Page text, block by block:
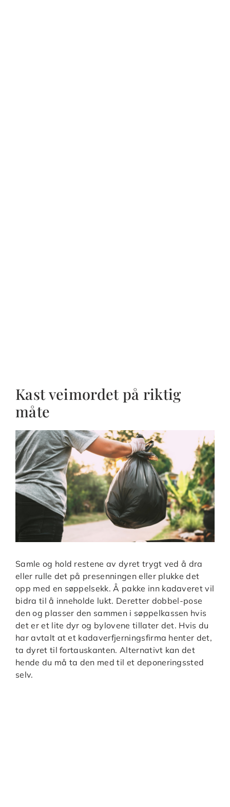
Kast veimordet på riktig
måte
Samle og hold restene av dyret trygt ved å dra
eller rulle det på presenningen eller plukke det
opp med en søppelsekk. Å pakke inn kadaveret vil
bidra til å inneholde lukt. Deretter dobbel-pose
den og plasser den sammen i søppelkassen hvis
det er et lite dyr og bylovene tillater det. Hvis du
har avtalt at et kadaverfjerningsfirma henter det,
ta dyret til fortauskanten. Alternativt kan det
hende du må ta den med til et deponeringssted
selv.